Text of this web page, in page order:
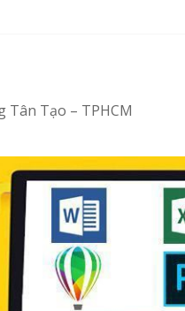
Tân Tạo – TPHCM